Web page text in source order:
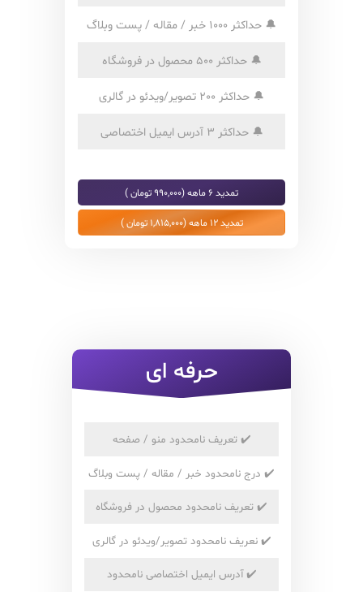
🔔 حداکثر 1000 خبر / مقاله / پست وبلاگ
🔔حداکثر 500 محصول در فروشگاه
🔔 حداکثر 200 تصویر/ویدئو در گالری
🔔حداکثر 3 آدرس ایمیل اختصاصی
تمدید 6 ماهه (990,000 تومان )
تمدید 12 ماهه (1,815,000 تومان )
حرفه ای
✔️تعریف نامحدود منو / صفحه
✔️ درج نامحدود خبر / مقاله / پست وبلاگ
✔️تعریف نامحدود محصول در فروشگاه
✔️نعریف نامحدود تصویر/ویدئو در گالری
✔️آدرس ایمیل اختصاصی نامحدود